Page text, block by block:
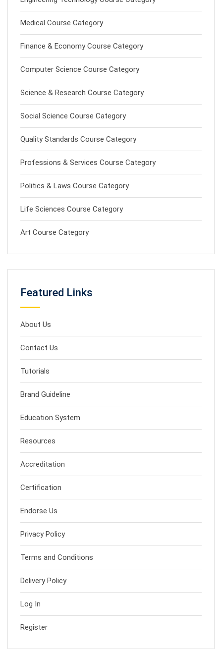
Medical Course Category
Finance & Economy Course Category
Computer Science Course Category
Science & Research Course Category
Social Science Course Category
Quality Standards Course Category
Professions & Services Course Category
Politics & Laws Course Category
Life Sciences Course Category
Art Course Category
Featured Links
About Us
Contact Us
Tutorials
Brand Guideline
Education System
Resources
Accreditation
Certification
Endorse Us
Privacy Policy
Terms and Conditions
Delivery Policy
Log In
Register